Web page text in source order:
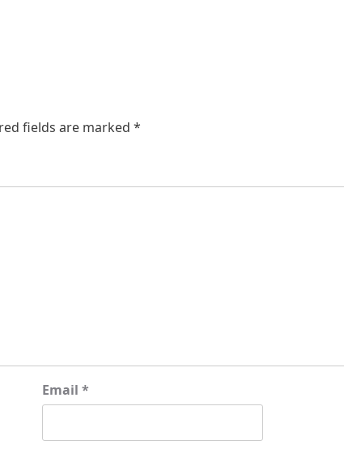
fields are marked *
Email*